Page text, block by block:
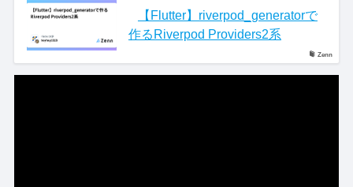
Zenn
【Flutter】riverpod_generatorで
作るRiverpod Providers2系